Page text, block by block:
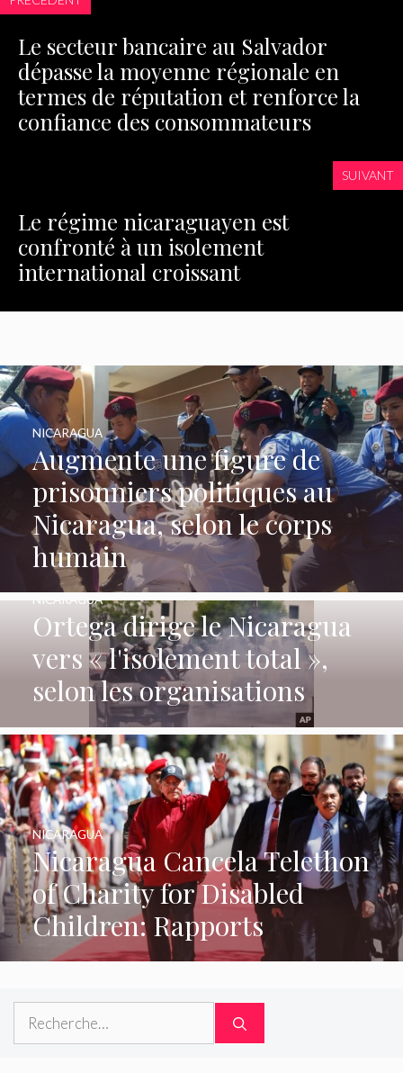
Le secteur bancaire au Salvador
dépasse la moyenne régionale en
termes de réputation et renforce la
confiance des consommateurs
SUIVANT
Le régime nicaraguayen est
confronté à un isolement
international croissant
Augmente une figure de
prisonniers politiques au
Nicaragua, selon le corps
humain
NICARAGUA
Ortega dirige le Nicaragua
vers « l'isolement total »,
selon les organisations
NICARAGUA
Nicaragua Cancela Telethon
of Charity for Disabled
Children: Rapports
NICARAGUA
Rechercher :